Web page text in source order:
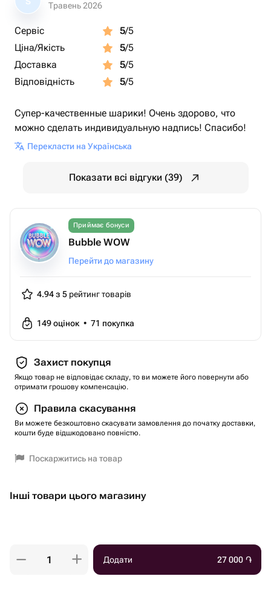
Травень 2026
Сервіс 5/5
Ціна/Якість
5/5
Доставка
5/5
Відповідність
5/5
Супер-качественные шарики! Очень здорово, что
можно сделать индивидуальную надпись! Спасибо!
Перекласти на Українська
Показати всі відгуки (39)
Приймає бонуси
Bubble WOW
Перейти до магазину
4.94 з 5 рейтинг товарів
149оцінок • 71 покупка
Захист покупця
Якщо товар не відповідає складу, то ви можете його повернути або
отримати грошову компенсацію.
Правила скасування
Ви можете безкоштовно скасувати замовлення до початку доставки,
кошти буде відшкодовано повністю.
Поскаржитись на товар
Інші товари цього магазину
Додати 27 000 ֏